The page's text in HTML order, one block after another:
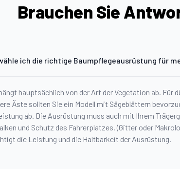
Brauchen Sie
ich die richtige Baumpflegeausrüstung für
hauptsächlich von der Art der Vegetation ab. Für
Äste sollten Sie ein Modell mit Sägeblättern
ab. Die Ausrüstung muss auch mit Ihrem
und Schutz des Fahrerplatzes. (Gitter oder
die Leistung und die Haltbarkeit der Ausrüstung.